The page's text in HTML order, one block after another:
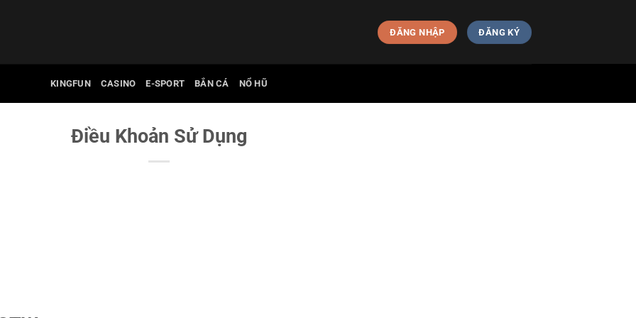
ĐĂNG NHẬP ĐĂNG KÝ
KINGFUN CASINO E-SPORT BẮN CÁ NỔ HŨ
Điều Khoản Sử Dụng